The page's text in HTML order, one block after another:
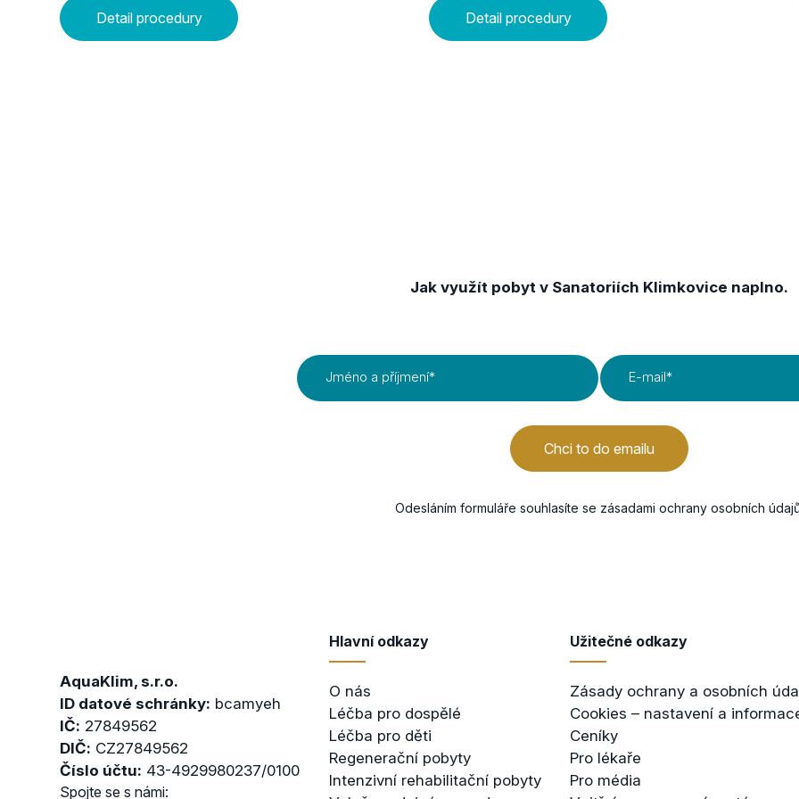
užitečný podklad pro úpravu životního stylu,
pohybových aktivit nebo stravovacích návyků
Detail procedury
biologická metoda může pomoci zmírnit zánět,
podpořit hojení tkání a prodloužit dobu,
Detail procedury
Jak využít pobyt v Sanatoriích Klimkovice naplno.
Jméno a příjmení* E-mail*
Chci to do emailu
Odesláním formuláře souhlasíte se zásadami ochrany osobních
AquaKlim, s.r.o.
ID datové schránky: bcamyeh
IČ: 27849562
DIČ: CZ27849562
Číslo účtu: 43-4929980237/0100
Spojte se s námi:
Hlavní odkazy
O nás
Léčba pro dospělé
Léčba pro děti
Regenerační pobyty
Intenzivní rehabilitační pobyty
Užitečné odkazy
Zásady ochrany a osobních
Cookies – nastavení a
Ceníky
Pro lékaře
Pro média